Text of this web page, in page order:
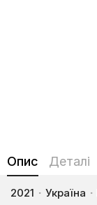
Опис Деталі
2021 · Україна ·